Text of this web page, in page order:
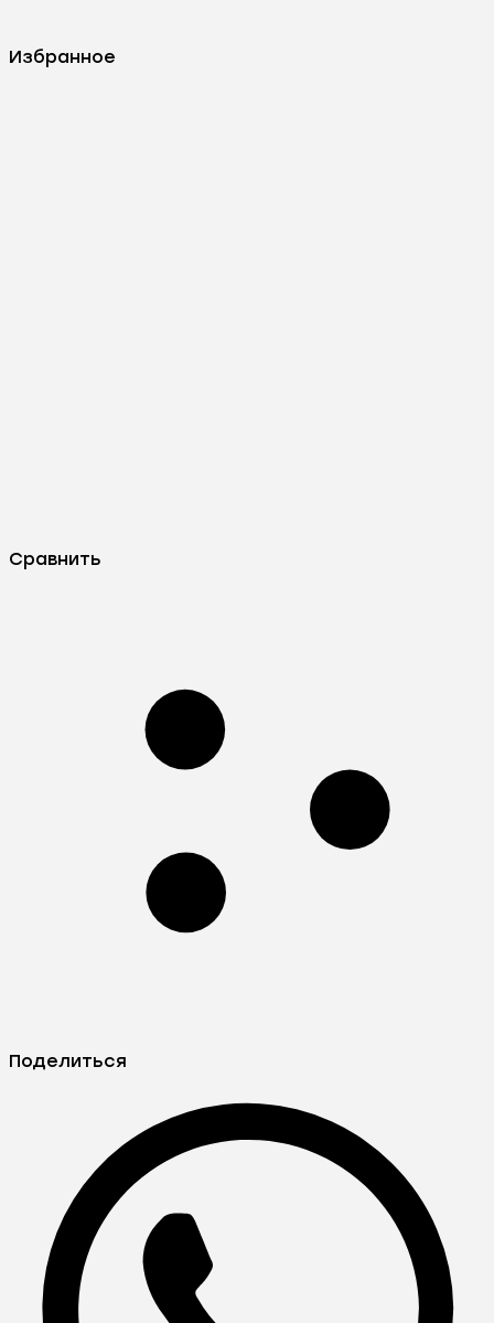
Избранное
Сравнить
Поделиться